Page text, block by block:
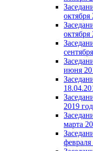
октября
октября
июня
2019
марта
февраля